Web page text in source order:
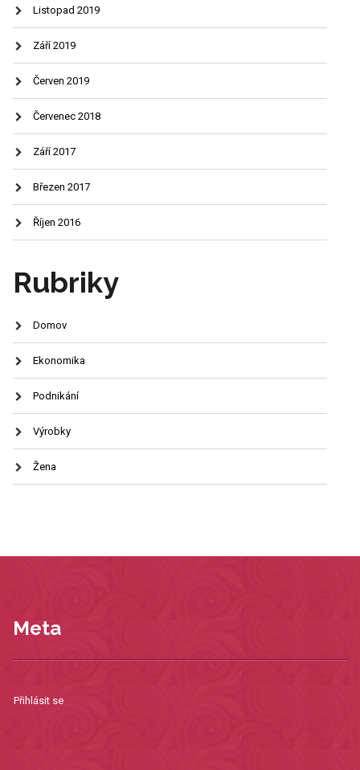
Listopad 2019
Září 2019
Červen 2019
Červenec 2018
Září 2017
Březen 2017
Říjen 2016
Rubriky
Domov
Ekonomika
Podnikání
Výrobky
Žena
Meta
Přihlásit se